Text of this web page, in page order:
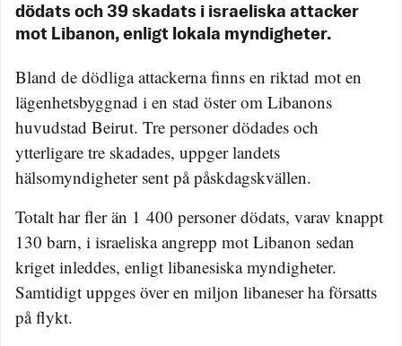
dödats och 39 skadats i israeliska attacker
mot Libanon, enligt lokala myndigheter.
Bland de dödliga attackerna finns en riktad mot en
lägenhetsbyggnad i en stad öster om Libanons
huvudstad Beirut. Tre personer dödades och
ytterligare tre skadades, uppger landets
hälsomyndigheter sent på påskdagskvällen.
Totalt har fler än 1 400 personer dödats, varav knappt
130 barn, i israeliska angrepp mot Libanon sedan
kriget inleddes, enligt libanesiska myndigheter.
Samtidigt uppges över en miljon libaneser ha försatts
på flykt.